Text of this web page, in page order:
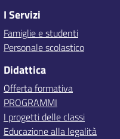
I Servizi
Famiglie e studenti
Personale scolastico
Didattica
Offerta formativa
PROGRAMMI
I progetti delle classi
Educazione alla legalità